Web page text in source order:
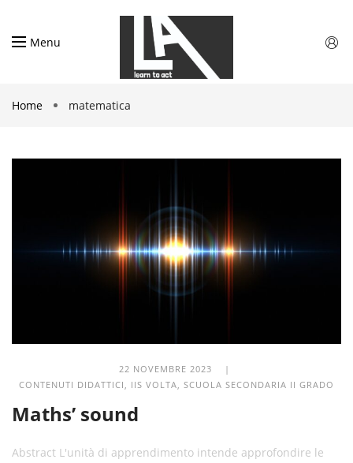
Menu
Home matematica
22 NOVEMBRE 2023 |
CONTENUTI DIDATTICI
IIS VOLTA SCUOLA SECONDARIA II GRADO
Maths’ sound
Abstract L'unità di apprendimento intende approfondire le